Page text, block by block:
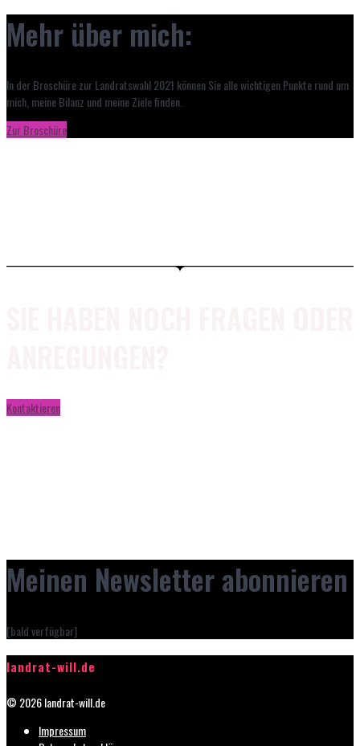
Mehr über mich:
In der Broschüre zur Landratswahl 2021 können Sie alle wichtigen Punkte rund um
mich, meine Bilanz und meine Ziele finden.
Zur Broschüre
Kontaktieren
Meinen Newsletter abonnieren
[bald verfügbar]
landrat-will.de
© 2026 landrat-will.de
Impressum